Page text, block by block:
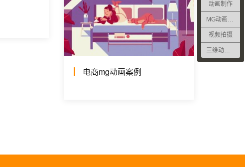
电商mg动画案例
动画制作
MG动画制作
视频拍摄
三维动画制作